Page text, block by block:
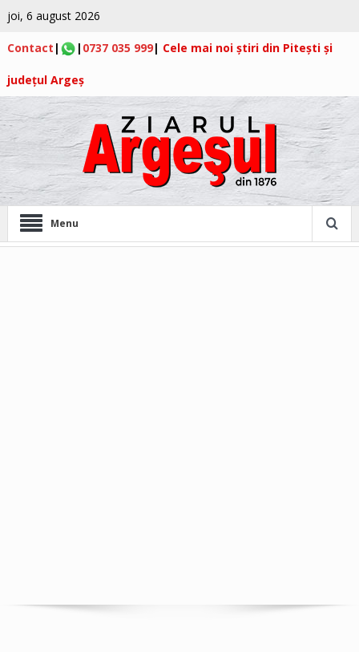
joi, 6 august 2026
Contact | | 0737 035 999| Cele mai noi știri din Pitești și
județul Argeș
Menu